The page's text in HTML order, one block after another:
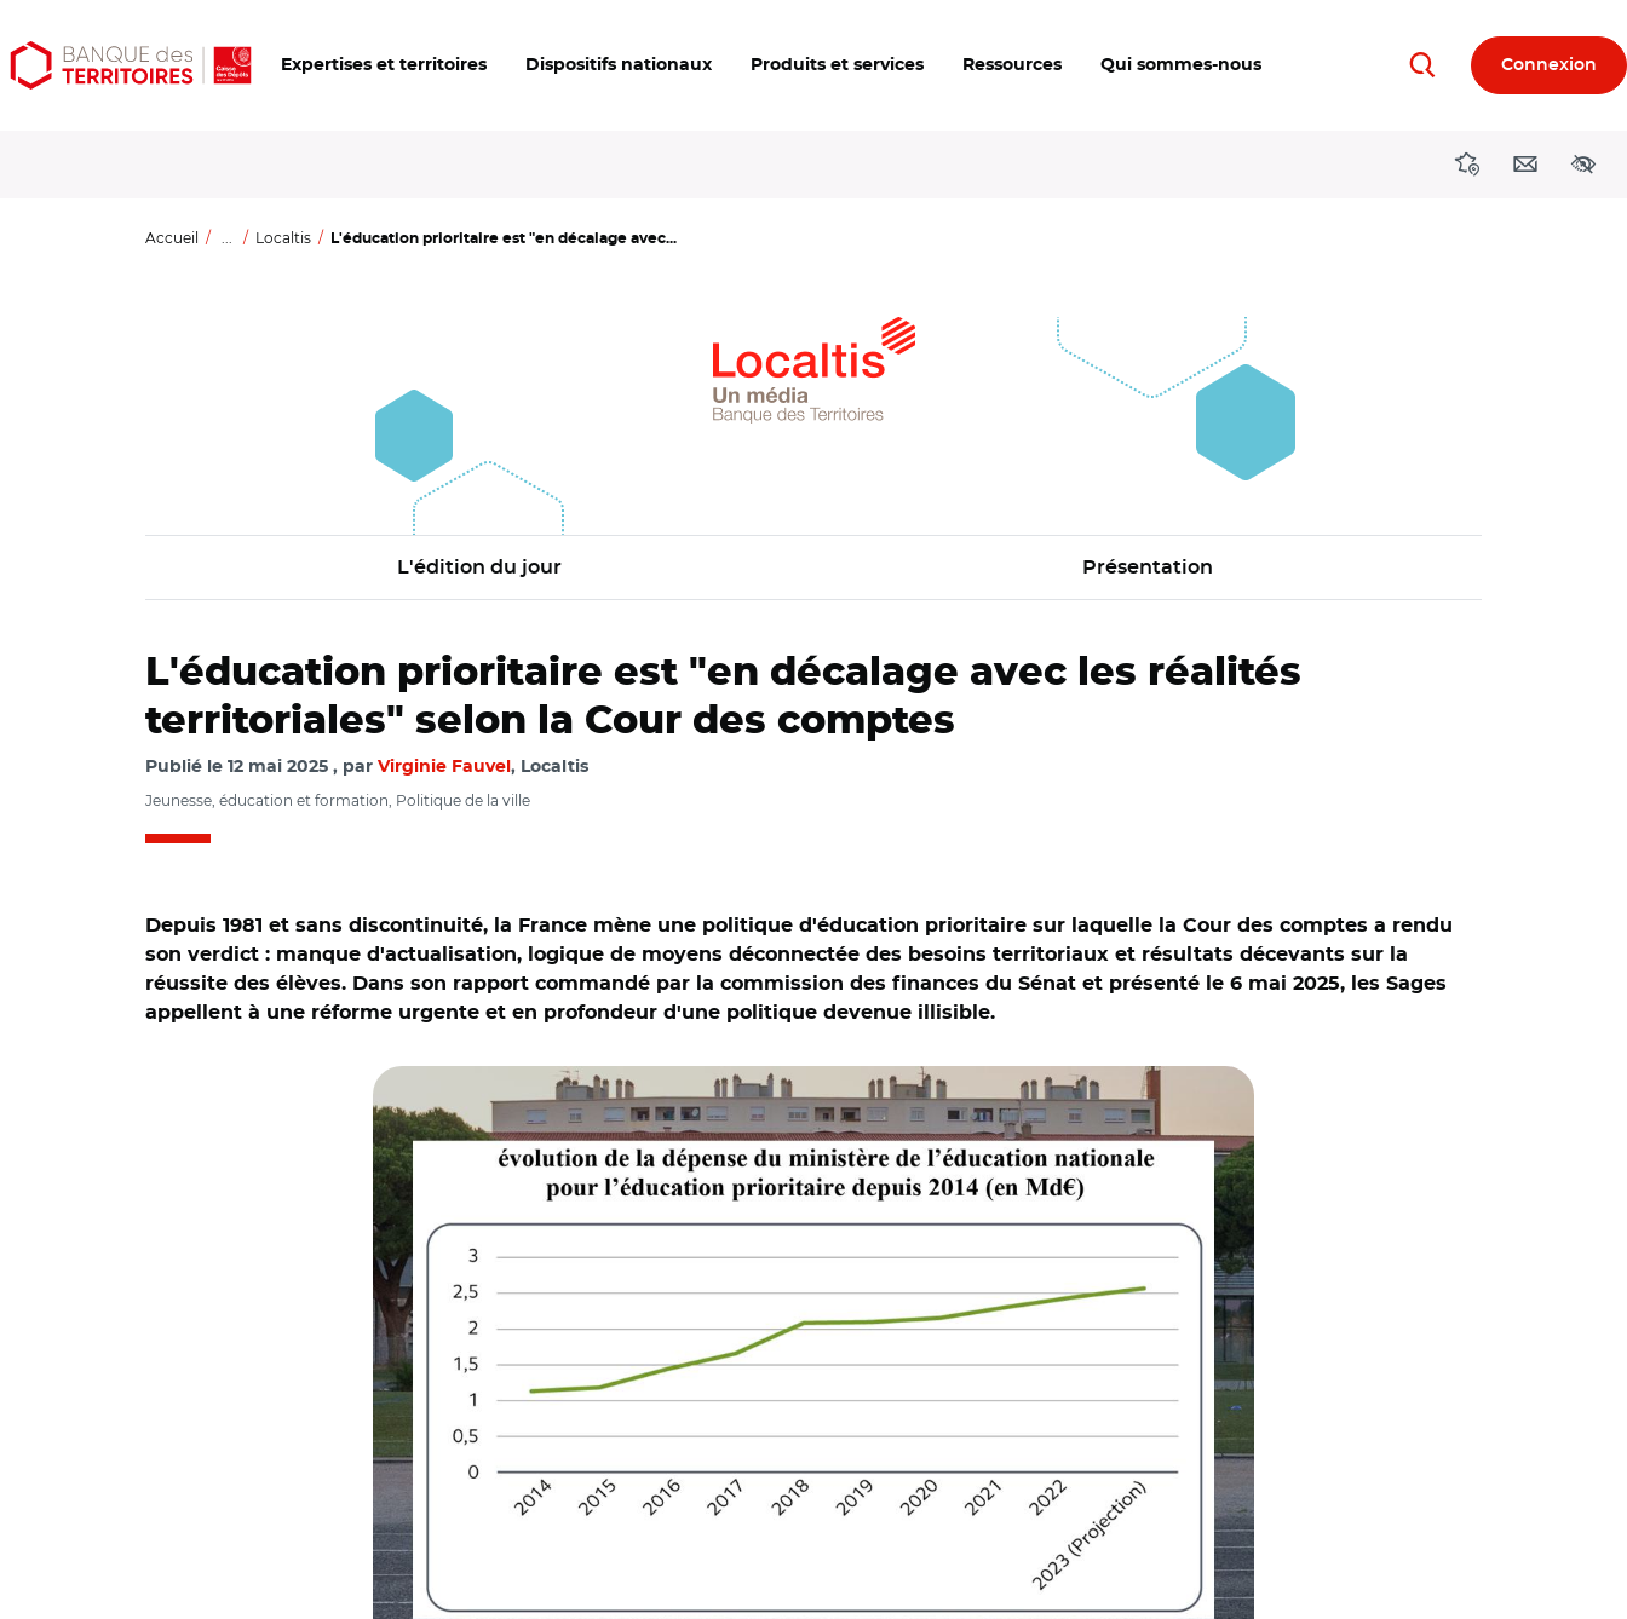
Aller
au
Aller
au
Ouvrir
les
Expertises et territoires Dispositifs nationaux Produits et services Ressources Qui sommes-nous RechercherConnexion
DirectionsContact
Accueil ... Localtis L'éducation prioritaire est "en décalage avec...
L'édition du jour Présentation
L'éducation prioritaire est "en décalage avec les réalités
territoriales" selon la Cour des comptes
Publié le 12 mai 2025 par Virginie Fauvel , Localtis
Jeunesse, éducation et formation, Politique de la ville
Depuis 1981 et sans discontinuité, la France mène une politique d'éducation prioritaire sur laquelle la Cour des comptes a rendu
son verdict : manque d'actualisation, logique de moyens déconnectée des besoins territoriaux et résultats décevants sur la
réussite des élèves. Dans son rapport commandé par la commission des finances du Sénat et présenté le 6 mai 2025, les Sages
appellent à une réforme urgente et en profondeur d'une politique devenue illisible.